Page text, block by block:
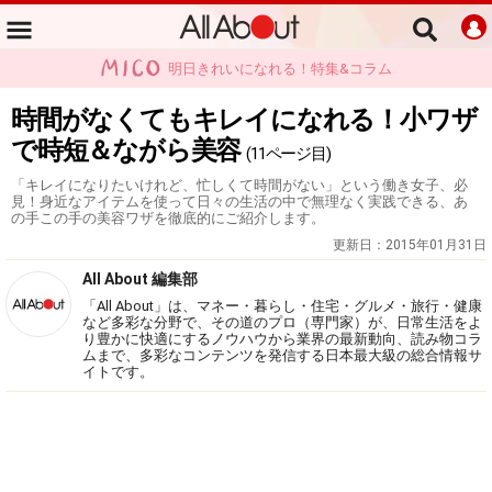
明日きれいになれる！特集&コラム
時間がなくてもキレイになれる！小ワザ
で時短＆ながら美容 (11ページ目)
「キレイになりたいけれど、忙しくて時間がない」という働き女子、必
見！身近なアイテムを使って日々の生活の中で無理なく実践できる、あ
の手この手の美容ワザを徹底的にご紹介します。
更新日： 2015年01月31日
All About 編集部
「All About」は、マネー・暮らし・住宅・グルメ・旅行・健康
など多彩な分野で、その道のプロ（専門家）が、日常生活をよ
り豊かに快適にするノウハウから業界の最新動向、読み物コラ
ムまで、多彩なコンテンツを発信する日本最大級の総合情報サ
イトです。